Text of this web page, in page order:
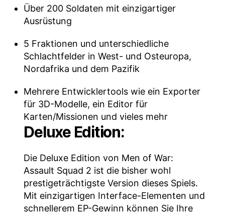
Über 200 Soldaten mit einzigartiger
Ausrüstung
5 Fraktionen und unterschiedliche
Schlachtfelder in West- und Osteuropa,
Nordafrika und dem Pazifik
Mehrere Entwicklertools wie ein Exporter
für 3D-Modelle, ein Editor für
Karten/Missionen und vieles mehr
Deluxe Edition:
Die Deluxe Edition von Men of War:
Assault Squad 2 ist die bisher wohl
prestigeträchtigste Version dieses Spiels.
Mit einzigartigen Interface-Elementen und
schnellerem EP-Gewinn können Sie Ihre